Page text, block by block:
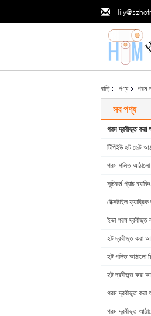
বাড়ি পণ্য গরম
সব পণ্য
গরম দ্রবীভূত করা
টিপিইউ হট মেল্ট
গরম গলিত আঠালো
সূচিকর্ম প্যাচ
টেক্সটাইল
ইভা গরম দ্রবীভূত
হট দ্রবীভূত করা
হট গলিত আঠালো
হট দ্রবীভূত করা
গরম দ্রবীভূত করা
গরম দ্রবীভূত